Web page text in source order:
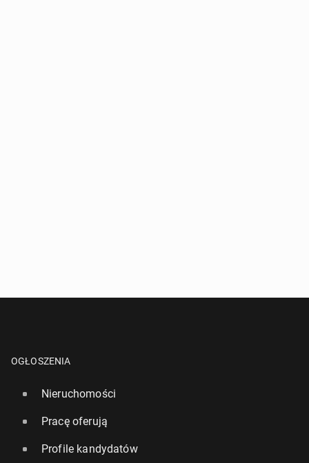
OGŁOSZENIA
Nieruchomości
Pracę oferują
Profile kandydatów